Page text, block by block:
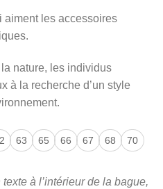
aiment les accessoires
nature, les individus
à la recherche d’un style
63 65 66 67 68 70
à l’intérieur de la bague,